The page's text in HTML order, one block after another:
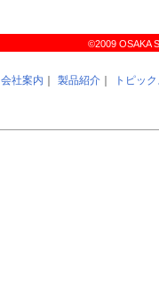
©2009 OSAKA
会社案内 製品紹介 トピッ